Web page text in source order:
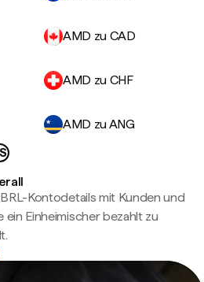
AMD zu CAD
AMD zu CHF
AMD zu ANG
BRL-Kontodetails mit Kunden und
Einheimischer bezahlt zu